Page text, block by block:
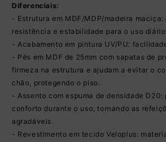
Diferenciais:
- Estrutura em MDF/MDP/madeira
resistência e estabilidade para o uso diário.
- Acabamento em pintura UV/PU:
- Pés em MDF de 25mm com sapatas de
firmeza na estrutura e ajudam a evitar o
chão, protegendo o piso.
- Assento com espuma de densidade D20:
conforto durante o uso, tornando as
agradáveis.
- Revestimento em tecido Veloplus: